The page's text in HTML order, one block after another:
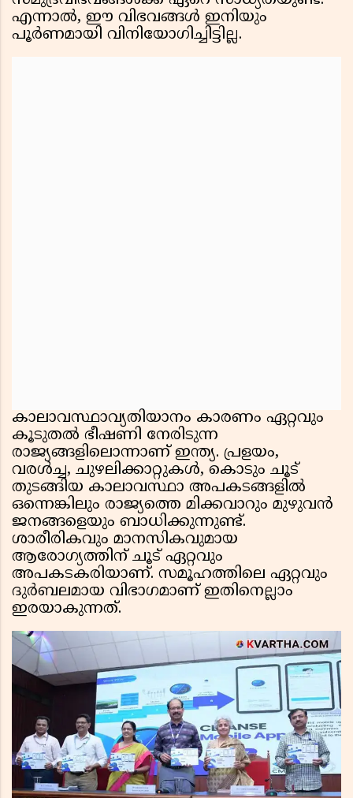
എന്നാല്‍, ഈ വിഭവങ്ങള്‍ ഇനിയും
പൂര്‍ണമായി വിനിയോഗിച്ചിട്ടില്ല.
കാലാവസ്ഥാവ്യതിയാനം കാരണം ഏറ്റവും
കൂടുതല്‍ ഭീഷണി നേരിടുന്ന
രാജ്യങ്ങളിലൊന്നാണ് ഇന്ത്യ. പ്രളയം,
വരള്‍ച്ച, ചുഴലിക്കാറ്റുകള്‍, കൊടും ചൂട്
തുടങ്ങിയ കാലാവസ്ഥാ അപകടങ്ങളില്‍
ഒന്നെങ്കിലും രാജ്യത്തെ മിക്കവാറും മുഴുവന്‍
ജനങ്ങളെയും ബാധിക്കുന്നുണ്ട്.
ശാരീരികവും മാനസികവുമായ
ആരോഗ്യത്തിന് ചൂട് ഏറ്റവും
അപകടകരിയാണ്. സമൂഹത്തിലെ ഏറ്റവും
ദുര്‍ബലമായ വിഭാഗമാണ് ഇതിനെല്ലാം
ഇരയാകുന്നത്.